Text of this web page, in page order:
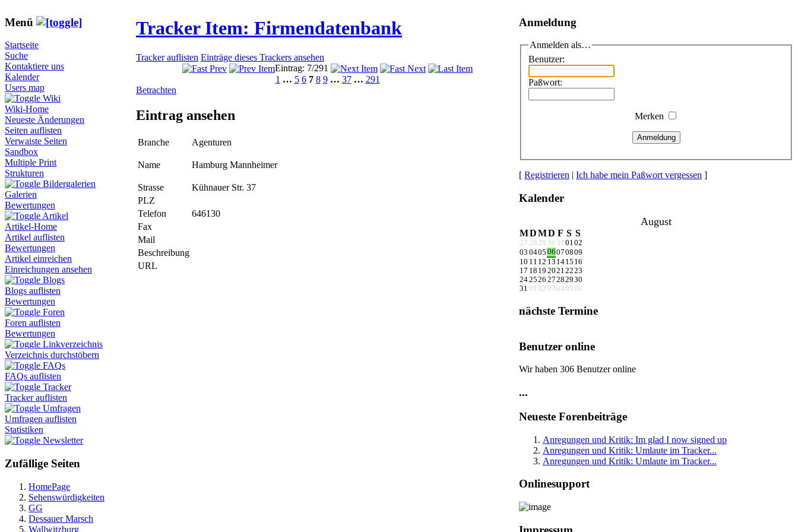
Menü
Startseite
Suche
Kontaktiere uns
Kalender
Users map
Wiki
Wiki-Home
Neueste Änderungen
Seiten auflisten
Verwaiste Seiten
Sandbox
Multiple Print
Strukturen
Bildergalerien
Galerien
Bewertungen
Artikel
Artikel-Home
Artikel auflisten
Bewertungen
Artikel einreichen
Einreichungen ansehen
Blogs
Blogs auflisten
Bewertungen
Foren
Foren auflisten
Bewertungen
Linkverzeichnis
Verzeichnis durchstöbern
FAQs
FAQs auflisten
Tracker
Tracker auflisten
Umfragen
Umfragen auflisten
Statistiken
Newsletter
Zufällige Seiten
HomePage
Sehenswürdigkeiten
GG
Dessauer Marsch
Wallwitzburg
Tracker Item: Firmendatenbank
Tracker auflisten Einträge dieses Trackers ansehen
Eintrag: 7/291
1 … 5 6 7 8 9 … 37 … 291
Betrachten
Eintrag ansehen
Branche Agenturen
Name Hamburg Mannheimer
Strasse
Kühnauer Str. 37
PLZ
Telefon
646130
Fax
Mail
Beschreibung
URL
Anmeldung
Anmelden als…
Benutzer:
Paßwort:
Merken
Anmeldung
[ Registrieren | Ich habe mein Paßwort vergessen ]
Kalender
August
MDMD F S S
27 28 29 30 31 0102
03 0405 06070809
10 11 12 13 1415 16
17 18 19 20212223
242526 27282930
31 01 02 03 04 05 06
nächste Termine
Benutzer online
Wir haben 306 Benutzer online
...
Neueste Forenbeiträge
Anregungen und Kritik: Im glad I now signed up
Anregungen und Kritik: Umlaute im Tracker...
Anregungen und Kritik: Umlaute im Tracker...
Onlinesupport